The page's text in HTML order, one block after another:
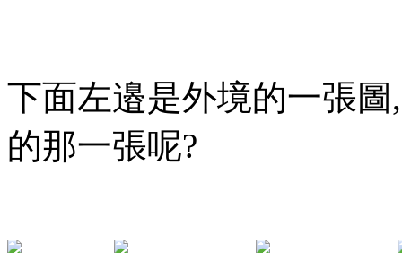
下面左邉是外境的一張
的那一張呢?